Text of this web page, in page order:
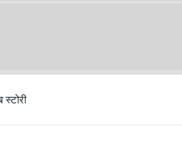
स्टोरी